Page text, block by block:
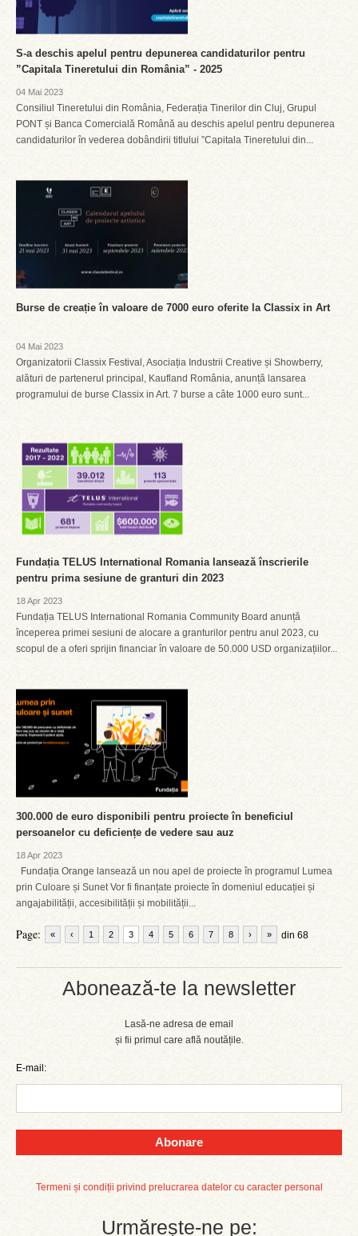
Abonează-te la newsletter
Lasă-ne adresa de email
și fii primul care află noutățile.
E-mail:
Abonare
Termeni și condiții privind prelucrarea datelor cu caracter personal
Urmărește-ne pe:
S-a deschis apelul pentru depunerea candidaturilor pentru
”Capitala Tineretului din România” - 2025
04 Mai 2023
Consiliul Tineretului din România, Federația Tinerilor din Cluj, Grupul
PONT și Banca Comercială Română au deschis apelul pentru depunerea
candidaturilor în vederea dobândirii titlului ”Capitala Tineretului din...
Burse de creație în valoare de 7000 euro oferite la Classix in Art
04 Mai 2023
Organizatorii Classix Festival, Asociația Industrii Creative și Showberry,
alături de partenerul principal, Kaufland România, anunță lansarea
programului de burse Classix in Art. 7 burse a câte 1000 euro sunt...
Fundația TELUS International Romania lansează înscrierile
pentru prima sesiune de granturi din 2023
18 Apr 2023
Fundația TELUS International Romania Community Board anunță
începerea primei sesiuni de alocare a granturilor pentru anul 2023, cu
scopul de a oferi sprijin financiar în valoare de 50.000 USD organizațiilor...
300.000 de euro disponibili pentru proiecte în beneficiul
persoanelor cu deficiențe de vedere sau auz
18 Apr 2023
Fundația Orange lansează un nou apel de proiecte în programul Lumea
prin Culoare și Sunet Vor fi finanțate proiecte în domeniul educației și
angajabilității, accesibilității și mobilității...
Page: « ‹ 1 2 3 4 5 6 7 8 din 68
› »